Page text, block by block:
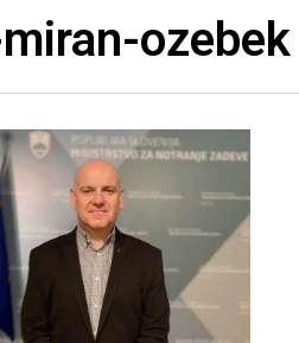
ozebek